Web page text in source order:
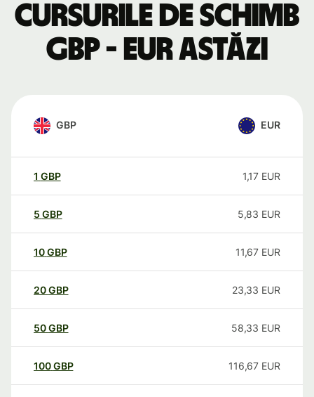
Cursurile de schimb
GBP - EUR astăzi
GBP EUR
1 GBP 1,17 EUR
5 GBP 5,83 EUR
10GBP 11,67 EUR
20GBP 23,33 EUR
50GBP 58,33 EUR
100GBP 116,67 EUR